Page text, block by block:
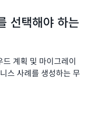
택해야 하는
계획 및 마이그레이
스 사례를 생성하는 무